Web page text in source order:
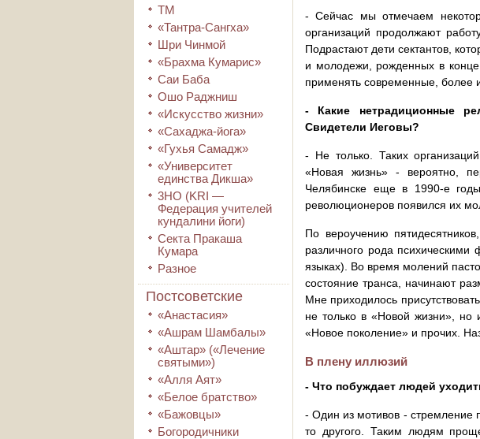
ТМ
«Тантра-Сангха»
Шри Чинмой
«Брахма Кумарис»
Саи Баба
Ошо Раджниш
«Искусство жизни»
«Сахаджа-йога»
«Гухья Самадж»
«Университет
единства Дикша»
3HO (KRI ―
Федерация учителей
кундалини йоги)
Секта Пракаша
Кумара
Разное
Постсоветские
«Анастасия»
«Ашрам Шамбалы»
«Аштар» («Лечение
святыми»)
«Алля Аят»
«Белое братство»
«Бажовцы»
Богородичники
- Сейчас мы отмечаем
организаций продолжают
Подрастают дети сектантов,
и молодежи, рожденных в конце
применять современные, более
- Какие нетрадиционные
Свидетели Иеговы?
- Не только. Таких
«Новая жизнь» - вероятно,
Челябинске еще в 1990-е
революционеров появился их
По вероучению
различного рода
языках). Во время молений
состояние транса, начинают
Мне приходилось
не только в «Новой жизни», но
«Новое поколение» и прочих.
В плену иллюзий
- Что побуждает людей
- Один из мотивов - стремление
то другого. Таким людям